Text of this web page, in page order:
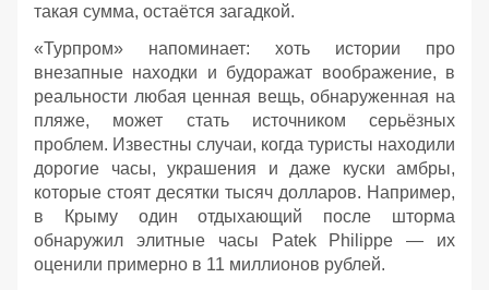
такая сумма, остаётся загадкой.
«Турпром» напоминает: хоть истории про
внезапные находки и будоражат воображение, в
реальности любая ценная вещь, обнаруженная на
пляже, может стать источником серьёзных
проблем. Известны случаи, когда туристы находили
дорогие часы, украшения и даже куски амбры,
которые стоят десятки тысяч долларов. Например,
в Крыму один отдыхающий после шторма
обнаружил элитные часы Patek Philippe — их
оценили примерно в 11 миллионов рублей.